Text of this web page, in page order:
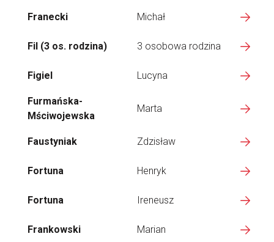
Franecki Michał
Fil (3 os. rodzina) 3 osobowa rodzina
Figiel Lucyna
Furmańska-
Mściwojewska
Marta
Faustyniak Zdzisław
Fortuna Henryk
Fortuna Ireneusz
Frankowski Marian